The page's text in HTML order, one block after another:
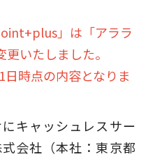
」は「アララ
いたしました。
時点の内容となりま
キャッシュレスサー
会社（本社：東京都